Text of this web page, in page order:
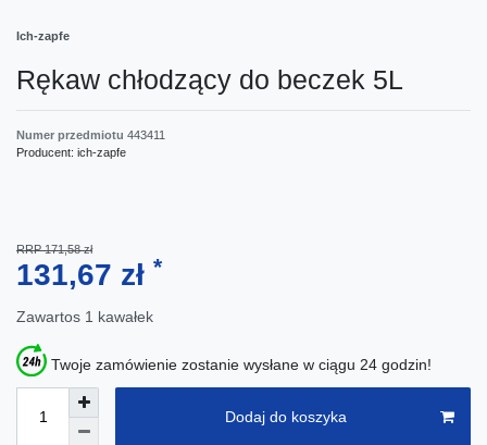
Ich-zapfe
Rękaw chłodzący do beczek 5L
Numer przedmiotu 443411
Producent: ich-zapfe
RRP 171,58 zł
131,67 zł *
Zawartos 1 kawałek
Twoje zamówienie zostanie wysłane w ciągu 24 godzin!
Dodaj do koszyka